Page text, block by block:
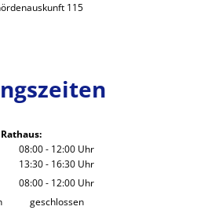
115
Rathaus:
08:00- 12:00 Uhr
Von 08:00 bis 12:00 Uhr
13:30- 16:30 Uhr
Von 13:30 bis 16:30 Uhr
08:00- 12:00 Uhr
Von 08:00 bis 12:00 Uhr
geschlossen